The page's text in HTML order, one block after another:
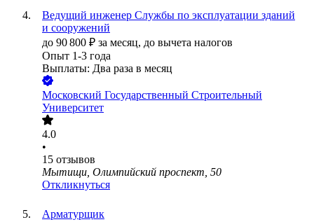
Ведущий инженер Службы по эксплуатации зданий
и сооружений
до 90 800 ₽ за месяц, до вычета налогов
Опыт 1-3 года
Выплаты: Два раза в месяц
Московский Государственный Строительный
Университет
4.0
•
15 отзывов
Мытищи, Олимпийский проспект, 50
Откликнуться
Арматурщик